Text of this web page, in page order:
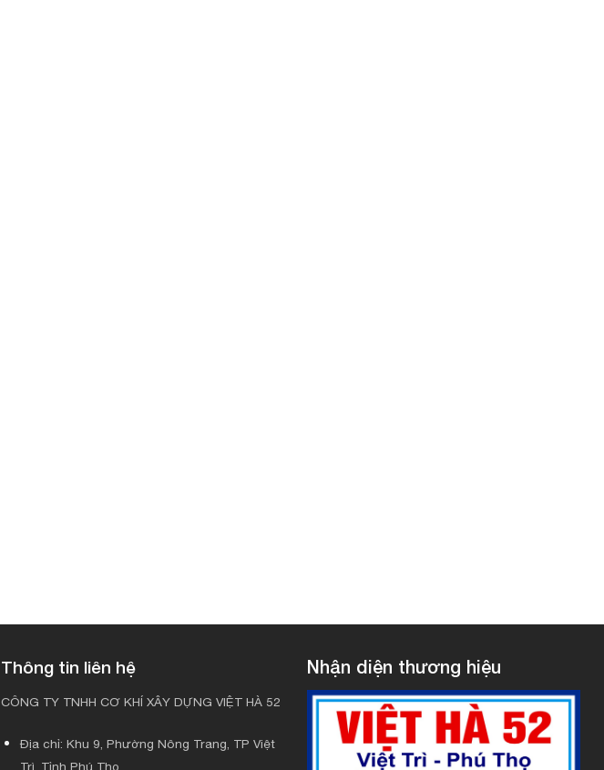
Thông tin liên hệ
CÔNG TY TNHH CƠ KHÍ XÂY DỰNG VIỆT HÀ 52
Địa chỉ: Khu 9, Phường Nông Trang, TP Việt
Trì, Tỉnh Phú Thọ
Nhận diện thương hiệu